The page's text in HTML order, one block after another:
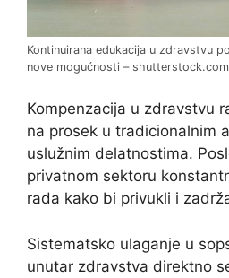
Kontinuirana edukacija u zdravstvu
nove mogućnosti – shutterstock.com
Kompenzacija u zdravstvu
na prosek u tradicionalnim
uslužnim delatnostima.
privatnom sektoru
rada kako bi privukli i
Sistematsko ulaganje u
unutar zdravstva direktno